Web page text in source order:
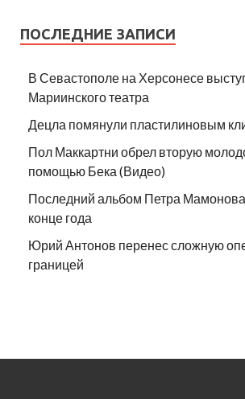
ПОСЛЕДНИЕ ЗАПИСИ
В Севастополе на Херсонесе
Мариинского театра
Децла помянули пластилиновым
Пол Маккартни обрел вторую
помощью Бека (Видео)
Последний альбом Петра Мамонова
конце года
Юрий Антонов перенес сложную
границей